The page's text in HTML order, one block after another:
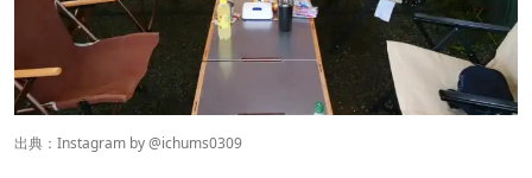
出典：Instagram by@ichums0309